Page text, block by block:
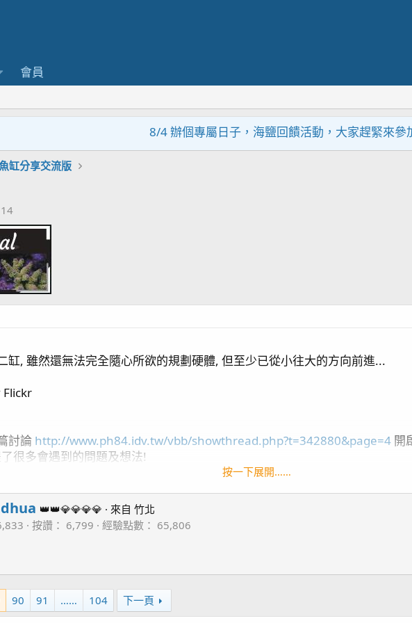
會員
8/4 辦個專屬日子，海鹽回饋活動，大家趕緊來參加
缸分享交流版
缸, 雖然還無法完全隨心所欲的規劃硬體, 但至少已從小往大的方向前進...
Flickr
討論 http://www.ph84.idv.tw/vbb/showthread.php?t=342880&page=4 開
很多會遇到的問題及想法!
(長*寬*高)
流造浪)*1, Nero5*
2, DMP20M*2
, RedSea 4頭滴定 *1
按一下展開……
👑👑💎💎💎💎 · 來自 竹北
按讚 6,799 經驗點數 65,806
90 91 …… 104 下一頁